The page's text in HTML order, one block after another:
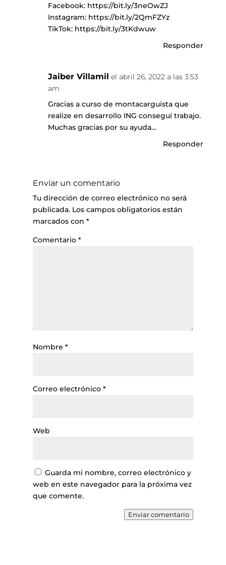
Facebook: https://bit.ly/3neOwZJ
Instagram: https://bit.ly/2QmFZYz
TikTok: https://bit.ly/3tKdwuw
Responder
Jaiber Villamil el abril 26, 2022 a las 3:53
am
Gracias a curso de montacarguista que
realize en desarrollo ING conseguí trabajo.
Muchas gracias por su ayuda…
Responder
Enviar un comentario
Tu dirección de correo electrónico no será
publicada. Los campos obligatorios están
marcados con *
Comentario *
Nombre *
Correo electrónico *
Web
Guarda mi nombre, correo electrónico y
web en este navegador para la próxima vez
que comente.
Enviar comentario